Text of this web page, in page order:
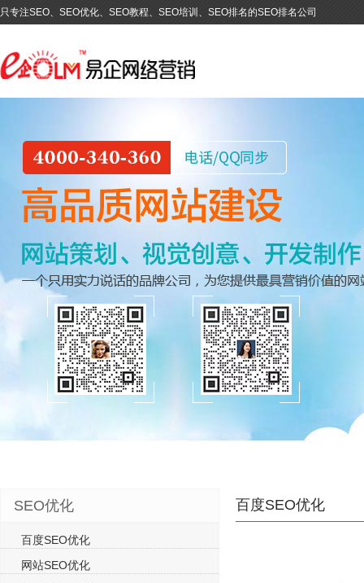
只专注SEO、SEO优化、SEO教程、SEO培训、SEO排名的SEO排名公司
百度SEO优化
SEO优化
百度SEO优化
网站SEO优化